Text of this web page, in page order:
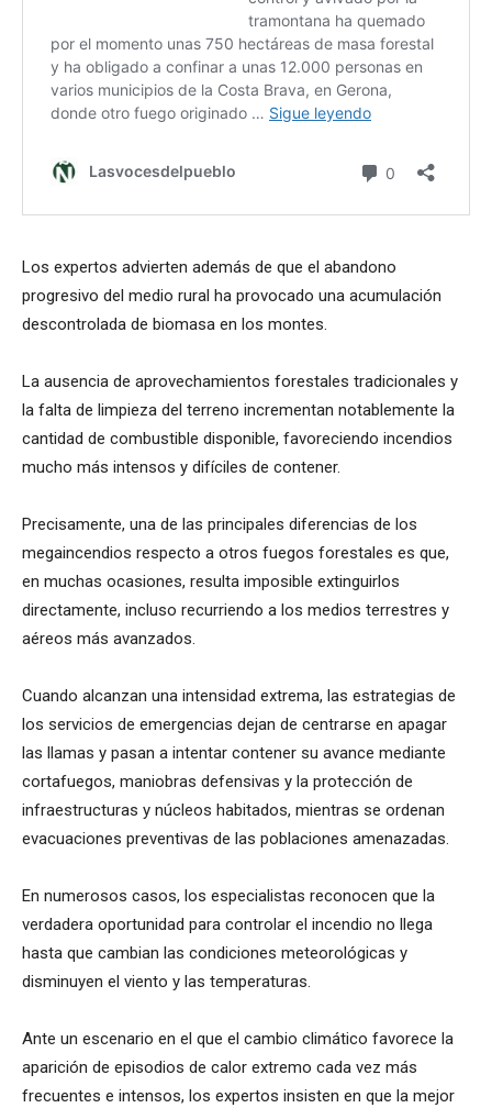
Los expertos advierten además de que el abandono
progresivo del medio rural ha provocado una acumulación
descontrolada de biomasa en los montes.
La ausencia de aprovechamientos forestales tradicionales y
la falta de limpieza del terreno incrementan notablemente la
cantidad de combustible disponible, favoreciendo incendios
mucho más intensos y difíciles de contener.
Precisamente, una de las principales diferencias de los
megaincendios respecto a otros fuegos forestales es que,
en muchas ocasiones, resulta imposible extinguirlos
directamente, incluso recurriendo a los medios terrestres y
aéreos más avanzados.
Cuando alcanzan una intensidad extrema, las estrategias de
los servicios de emergencias dejan de centrarse en apagar
las llamas y pasan a intentar contener su avance mediante
cortafuegos, maniobras defensivas y la protección de
infraestructuras y núcleos habitados, mientras se ordenan
evacuaciones preventivas de las poblaciones amenazadas.
En numerosos casos, los especialistas reconocen que la
verdadera oportunidad para controlar el incendio no llega
hasta que cambian las condiciones meteorológicas y
disminuyen el viento y las temperaturas.
Ante un escenario en el que el cambio climático favorece la
aparición de episodios de calor extremo cada vez más
frecuentes e intensos, los expertos insisten en que la mejor